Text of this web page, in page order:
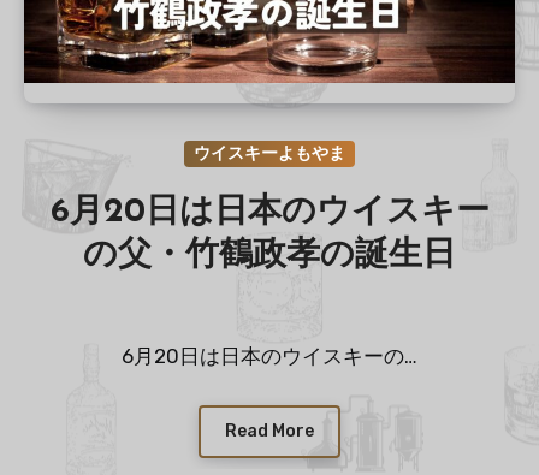
ウイスキーよもやま
6月20日は日本のウイスキー
の父・竹鶴政孝の誕生日
6月20日は日本のウイスキーの…
Read More